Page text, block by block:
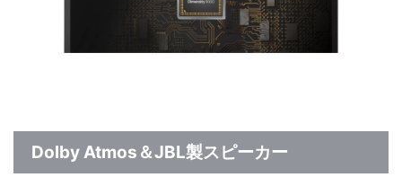
Dolby Atmos＆JBL製スピーカー